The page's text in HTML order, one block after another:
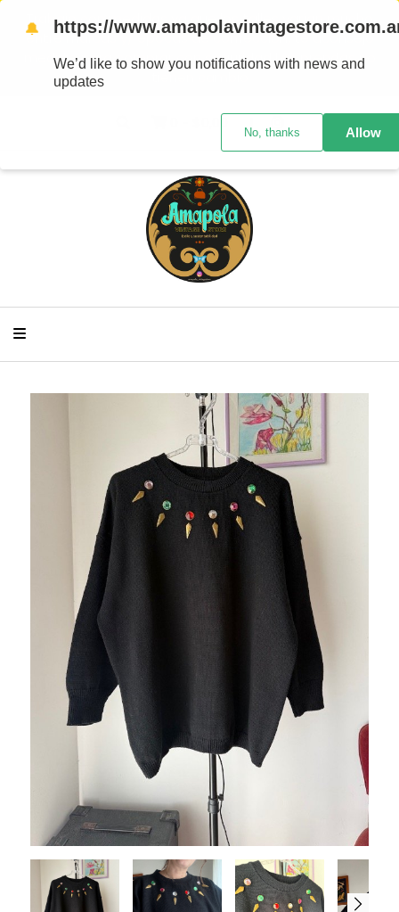
Trabajo con medidas ya que los talles varían mucho
entre marcas y/ épocas de confección, te aconsejo
medirte para comprar con seguridad Las prendas no
tienen cambio
🔔 https://
We’d like to show you notifications with news and
updates
No, thanks Allow